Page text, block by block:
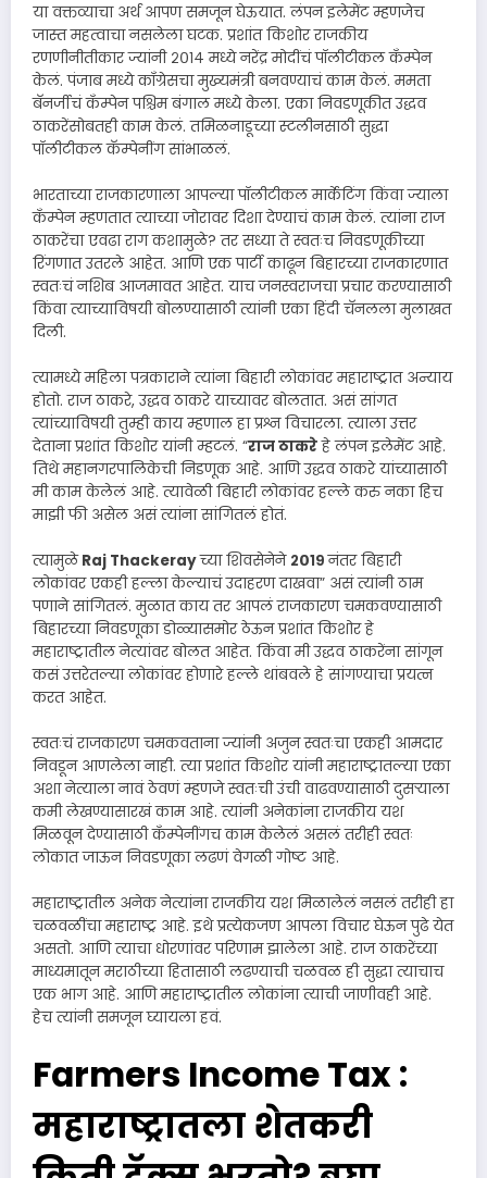
या वक्तव्याचा अर्थ आपण समजून घेऊयात. लंपन इलेमेंट म्हणजेच
जास्त महत्वाचा नसलेला घटक. प्रशांत किशोर राजकीय
रणणीनीतीकार ज्यांनी २०१४ मध्ये नरेंद्र मोदींचं पॉलीटीकल कॅंम्पेन
केलं. पंजाब मध्ये कॉंग्रेसचा मुख्यमंत्री बनवण्याचं काम केलं. ममता
बॅनर्जीचं कॅंम्पेन पश्चिम बंगाल मध्ये केला. एका निवडणूकीत उद्धव
ठाकरेंसोबतही काम केलं. तमिळनाडूच्या स्टलीनसाठी सुद्धा
पॉलीटीकल कॅम्पेनींग सांभाळलं.
भारताच्या राजकारणाला आपल्या पॉलीटीकल मार्केटिंग किंवा ज्याला
कॅंम्पेन म्हणतात त्याच्या जोरावर दिशा देण्याचं काम केलं. त्यांना राज
ठाकरेंचा एवढा राग कशामुळे? तर सध्या ते स्वतःच निवडणूकीच्या
रिंगणात उतरले आहेत. आणि एक पार्टी काढून बिहारच्या राजकारणात
स्वतःचं नशिब आजमावत आहेत. याच जनस्वराजचा प्रचार करण्यासाठी
किंवा त्याच्याविषयी बोलण्यासाठी त्यांनी एका हिंदी चॅनलला मुलाखत
दिली.
त्यामध्ये महिला पत्रकाराने त्यांना बिहारी लोकांवर महाराष्ट्रात अन्याय
होतो. राज ठाकरे, उद्धव ठाकरे याच्यावर बोलतात. असं सांगत
त्यांच्याविषयी तुम्ही काय म्हणाल हा प्रश्न विचारला. त्याला उत्तर
देताना प्रशांत किशोर यांनी म्हटलं. “राज ठाकरेहे लंपन इलेमेंट आहे.
तिथे महानगरपालिकेची निडणूक आहे. आणि उद्धव ठाकरे यांच्यासाठी
मी काम केलेलं आहे. त्यावेळी बिहारी लोकांवर हल्ले करु नका हिच
माझी फी असेल असं त्यांना सांगितलं होतं.
त्यामुळेRaj Thackerayच्या शिवसेनेने २०१९नंतर बिहारी
लोकांवर एकही हल्ला केल्याचं उदाहरण दाखवा” असं त्यांनी ठाम
पणाने सांगितलं. मुळात काय तर आपलं राजकारण चमकवण्यासाठी
बिहारच्या निवडणूका डोळ्यासमोर ठेऊन प्रशांत किशोर हे
महाराष्ट्रातील नेत्यांवर बोलत आहेत. किंवा मी उद्धव ठाकरेंना सांगून
कसं उत्तरेतल्या लोकांवर होणारे हल्ले थांबवले हे सांगण्याचा प्रयत्न
करत आहेत.
स्वतःचं राजकारण चमकवताना ज्यांनी अजुन स्वतःचा एकही आमदार
निवडून आणलेला नाही. त्या प्रशांत किशोर यांनी महाराष्ट्रातल्या एका
अशा नेत्याला नावं ठेवणं म्हणजे स्वतःची उंची वाढवण्यासाठी दुसऱ्याला
कमी लेखण्यासारखं काम आहे. त्यांनी अनेकांना राजकीय यश
मिळवून देण्यासाठी कॅंम्पेनींगच काम केलेलं असलं तरीही स्वतः
लोकात जाऊन निवडणूका लढणं वेगळी गोष्ट आहे.
महाराष्ट्रातील अनेक नेत्यांना राजकीय यश मिळालेलं नसलं तरीही हा
चळवळींचा महाराष्ट्र आहे. इथे प्रत्येकजण आपला विचार घेऊन पुढे येत
असतो. आणि त्याचा धोरणांवर परिणाम झालेला आहे. राज ठाकरेंच्या
माध्यमातून मराठीच्या हितासाठी लढण्याची चळवळ ही सुद्धा त्याचाच
एक भाग आहे. आणि महाराष्ट्रातील लोकांना त्याची जाणीवही आहे.
हेच त्यांनी समजून घ्यायला हवं.
Farmers Income Tax :
महाराष्ट्रातला शेतकरी